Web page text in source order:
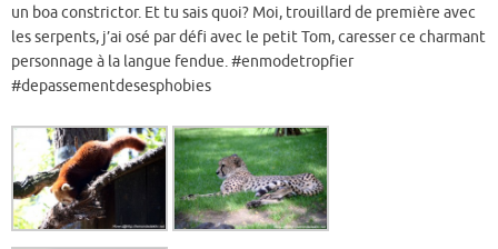
un boa constrictor. Et tu sais quoi? Moi, trouillard de première avec
les serpents, j’ai osé par défi avec le petit Tom, caresser ce charmant
personnage à la langue fendue. #enmodetropfier
#depassementdesesphobies